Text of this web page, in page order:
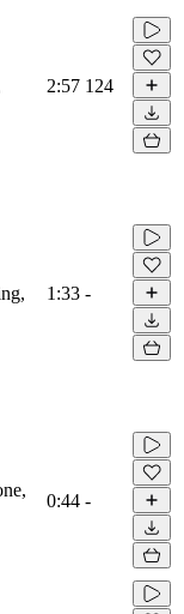
2:57 124
1:33 -
0:44 -